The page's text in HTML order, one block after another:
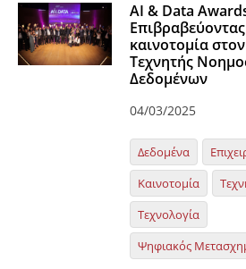
ΑI & Data
καινοτομία
Τεχνητής
Δεδομένων
04/03/2025
Δεδομένα
Καινοτομία
Τεχνολογία
Ψηφιακός